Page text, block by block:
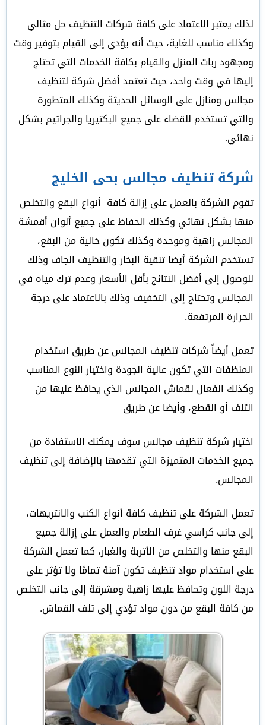
لذلك يعتبر الاعتماد على كافة شركات التنظيف حل مثالي
وكذلك مناسب للغاية، حيث أنه يؤدي إلى القيام بتوفير وقت
ومجهود ربات المنزل والقيام بكافة الخدمات التي تحتاج
إليها في وقت واحد، حيث تعتمد أفضل شركة لتنظيف
مجالس ومنازل على الوسائل الحديثة وكذلك المتطورة
والتي تستخدم للقضاء على جميع البكتيريا والجراثيم بشكل
نهائي.
شركة تنظيف مجالس بحى الخليج
تقوم الشركة بالعمل على إزالة كافة أنواع البقع والتخلص
منها بشكل نهائي وكذلك الحفاظ على جميع ألوان أقمشة
المجالس زاهية وموحدة وكذلك تكون خالية من البقع،
تستخدم الشركة أيضا تنقية البخار والتنظيف الجاف وذلك
للوصول إلى أفضل النتائج بأقل الأسعار وعدم ترك مياه في
المجالس وتحتاج إلى التخفيف وذلك بالاعتماد على درجة
الحرارة المرتفعة.
تعمل أيضاً شركات تنظيف المجالس عن طريق استخدام
المنظفات التي تكون عالية الجودة واختيار النوع المناسب
وكذلك الفعال لقماش المجالس الذي يحافظ عليها من
التلف أو القطع، وأيضا عن طريق
اختيار شركة تنظيف مجالس سوف يمكنك الاستفادة من
جميع الخدمات المتميزة التي تقدمها بالإضافة إلى تنظيف
المجالس.
تعمل الشركة على تنظيف كافة أنواع الكنب والانتريهات،
إلى جانب كراسي غرف الطعام والعمل على إزالة جميع
البقع منها والتخلص من الأتربة والغبار، كما تعمل الشركة
على استخدام مواد تنظيف تكون آمنة تمامًا ولا تؤثر على
درجة اللون وتحافظ عليها زاهية ومشرقة إلى جانب التخلص
من كافة البقع من دون مواد تؤدي إلى تلف القماش.